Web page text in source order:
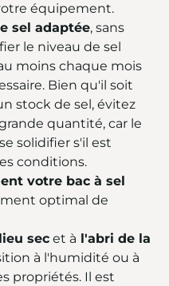
équipement.
sel adaptée, sans
le niveau de sel
moins chaque mois
Bien qu'il soit
stock de sel, évitez
quantité, car le
solidifier s'il est
conditions.
votre bac à sel
optimal de
sec et à l'abri de la
à l'humidité ou à
propriétés. Il est